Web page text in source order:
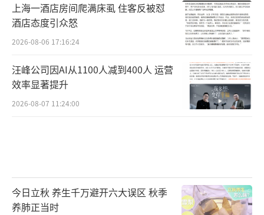
上海一酒店房间爬满床虱 住客反被怼
酒店态度引众怒
2026-08-06 17:16:24
汪峰公司因AI从1100人减到400人 运营
效率显著提升
2026-08-07 11:24:00
今日立秋 养生千万避开六大误区 秋季
养肺正当时